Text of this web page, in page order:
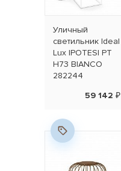
Уличный
светильник Ideal
Lux IPOTESI PT
H73 BIANCO
282244
59 142 ₽